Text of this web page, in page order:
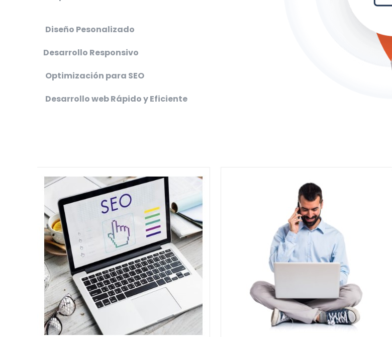
Diseño Pesonalizado
Desarrollo Responsivo
Optimización para SEO
Desarrollo web Rápido y Eficiente